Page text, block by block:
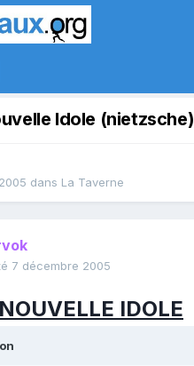
Idole (nietzsche)
dans La Taverne
7 décembre 2005
IDOLE